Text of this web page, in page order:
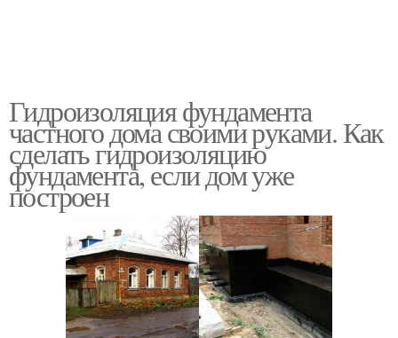
Гидроизоляция фундамента
частного дома своими руками. Как
сделать гидроизоляцию
фундамента, если дом уже
построен